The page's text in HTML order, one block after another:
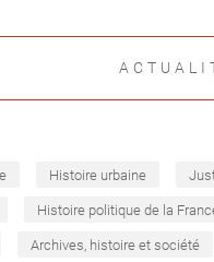
Histoire urbaine
Histoire politique de la
Archives, histoire et société